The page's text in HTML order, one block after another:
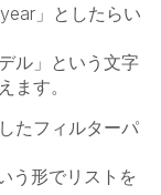
」としたらい
ル」という文字
ます。
たフィルターパ
う形でリストを